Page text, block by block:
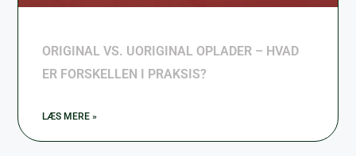
ORIGINAL VS. UORIGINAL OPLADER – HVAD
ER FORSKELLEN I PRAKSIS?
LÆS MERE »